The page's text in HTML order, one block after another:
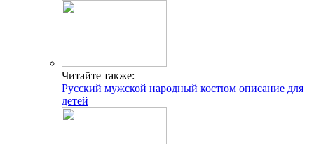
Читайте также:
Русский мужской народный костюм описание для
детей